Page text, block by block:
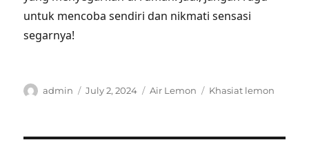
untuk mencoba sendiri dan nikmati sensasi
segarnya!
Author
admin
Posted
July 2, 2024 Categories
Air Lemon Tags
Khasiat lemon